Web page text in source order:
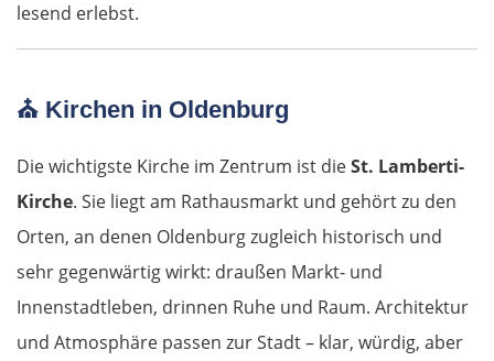
lesend erlebst.
⛪ Kirchen in Oldenburg
Die wichtigste Kirche im Zentrum ist dieSt. Lamberti-
Kirche. Sie liegt am Rathausmarkt und gehört zu den
Orten, an denen Oldenburg zugleich historisch und
sehr gegenwärtig wirkt: draußen Markt- und
Innenstadtleben, drinnen Ruhe und Raum. Architektur
und Atmosphäre passen zur Stadt – klar, würdig, aber
Korinth
Arta
Argos Orestiko